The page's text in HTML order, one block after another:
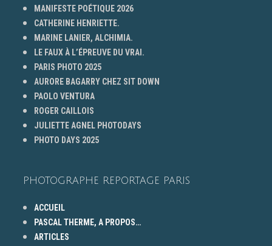
MANIFESTE POÉTIQUE 2026
CATHERINE HENRIETTE.
MARINE LANIER, ALCHIMIA.
LE FAUX À L’ÉPREUVE DU VRAI.
PARIS PHOTO 2025
AURORE BAGARRY CHEZ SIT DOWN
PAOLO VENTURA
ROGER CAILLOIS
JULIETTE AGNEL PHOTODAYS
PHOTO DAYS 2025
PHOTOGRAPHE REPORTAGE PARIS
ACCUEIL
PASCAL THERME, A PROPOS…
ARTICLES